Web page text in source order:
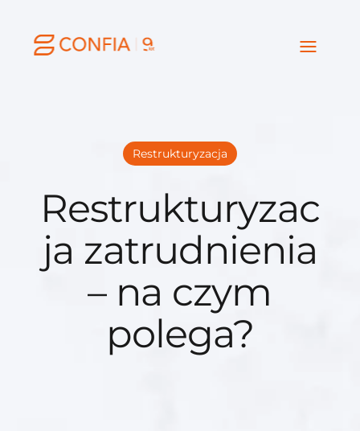
Restrukturyzacja
Restrukturyzac
ja zatrudnienia
– na czym
polega?